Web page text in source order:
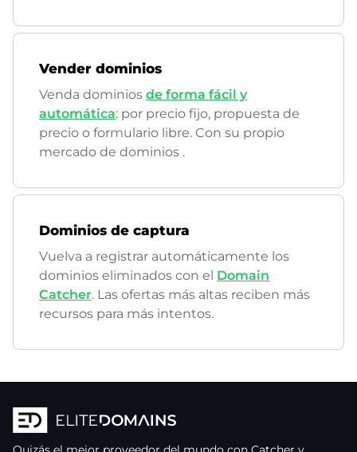
Vender dominios
Venda dominios de forma fácil y
automática: por precio fijo, propuesta de
precio o formulario libre. Con su propio
mercado de dominios .
Dominios de captura
Vuelva a registrar automáticamente los
dominios eliminados con el Domain
Catcher. Las ofertas más altas reciben más
recursos para más intentos.